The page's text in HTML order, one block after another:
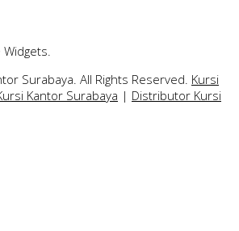
Surabaya. All Rights Reserved. Kursi
Kantor Surabaya | Distributor Kursi